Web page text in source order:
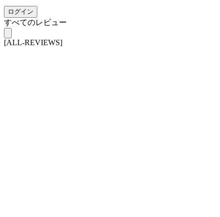
ログイン
すべてのレビュー
[ALL-REVIEWS]